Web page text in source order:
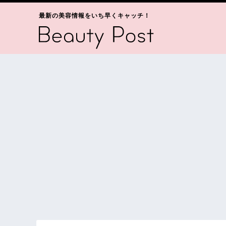
最新の美容情報をいち早くキャッチ！